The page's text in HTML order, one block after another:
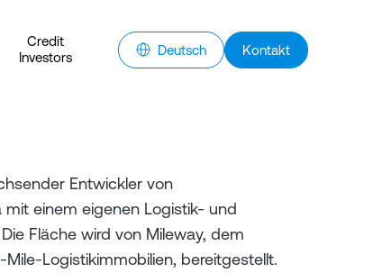
Credit
Investors
Deutsch Kontakt
Entwickler von
einem eigenen Logistik- und
Fläche wird von Mileway, dem
Logistikimmobilien, bereitgestellt.